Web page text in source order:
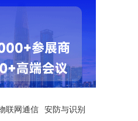
联网通信
安防与识别